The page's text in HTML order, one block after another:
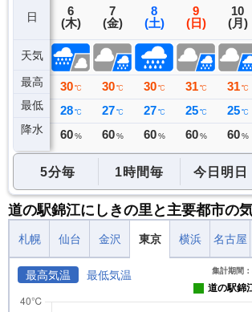
日
天気
最高
最低
降水
5
(水)
32 ℃
26 ℃
0 ミリ
6
(木)
30 ℃
28 ℃
60 %
7
(金)
30 ℃
27 ℃
60 %
8
(土)
30 ℃
27 ℃
60 %
9
(日)
31 ℃
25 ℃
60 %
10
(月)
31 ℃
25 ℃
60 %
5分毎 1時間毎 今日明日
道の駅錦江にしきの里と主要都市の
札幌 仙台 金沢 東京 横浜 名古屋
最高気温 最低気温 集計期間
道の駅錦